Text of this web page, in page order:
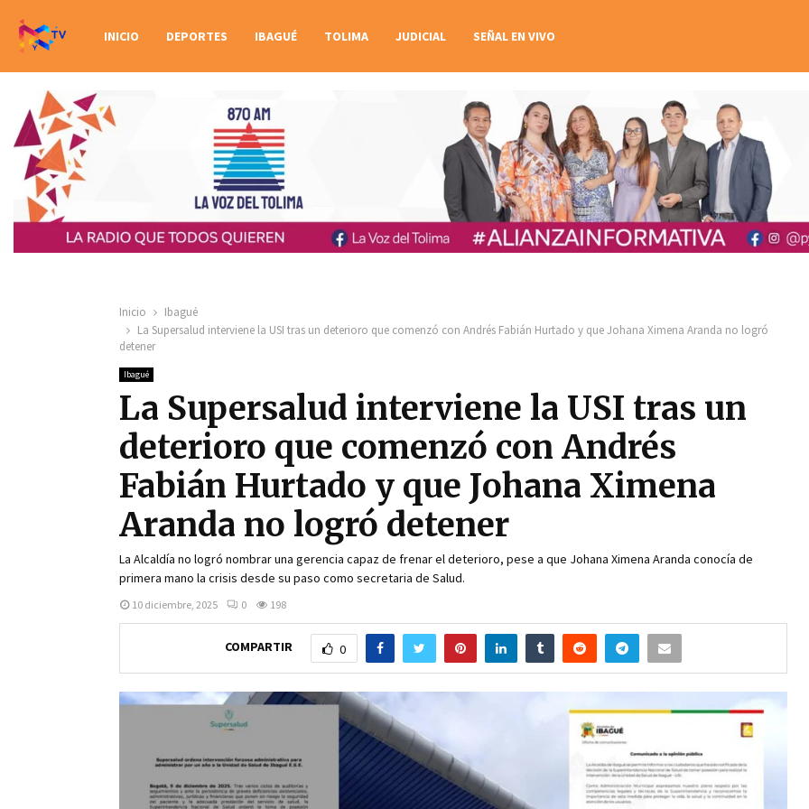
INICIO DEPORTES IBAGUÉ TOLIMA JUDICIAL SEÑAL EN VIVO
Inicio
Ibagué
La Supersalud interviene la USI tras un deterioro que comenzó con Andrés Fabián Hurtado y que Johana Ximena Aranda no logró
detener
Ibagué
La Supersalud interviene la USI tras un
deterioro que comenzó con Andrés
Fabián Hurtado y que Johana Ximena
Aranda no logró detener
La Alcaldía no logró nombrar una gerencia capaz de frenar el deterioro, pese a que Johana Ximena Aranda conocía de
primera mano la crisis desde su paso como secretaria de Salud.
10 diciembre, 2025 0 198
COMPARTIR 0